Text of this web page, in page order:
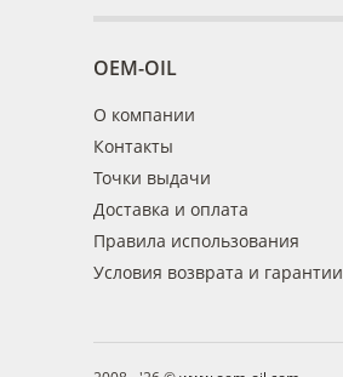
OEM-OIL
О компании
Контакты
Точки выдачи
Доставка и оплата
Правила использования
Условия возврата и гарантии